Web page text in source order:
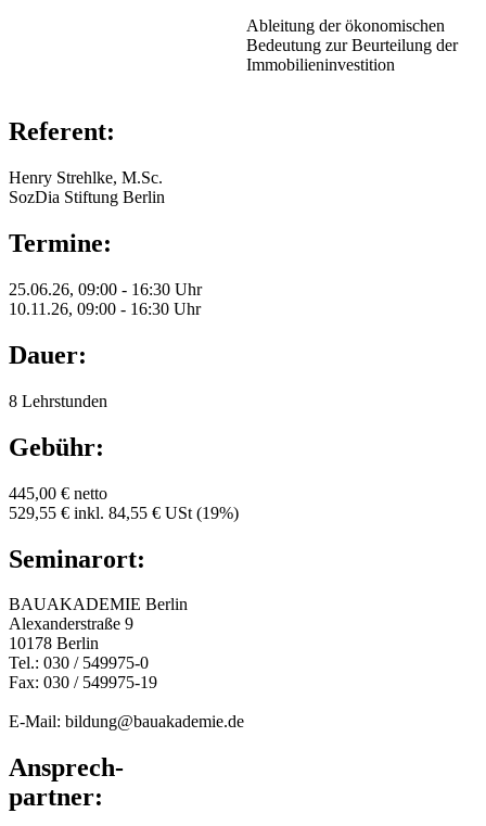
Ableitung der ökonomischen
Bedeutung zur Beurteilung der
Immobilieninvestition
Referent:
Henry Strehlke, M.Sc.
SozDia Stiftung Berlin
Termine:
25.06.26, 09:00 - 16:30 Uhr
10.11.26, 09:00 - 16:30 Uhr
Dauer:
8 Lehrstunden
Gebühr:
445,00 € netto
529,55 € inkl. 84,55 € USt (19%)
Seminarort:
BAUAKADEMIE Berlin
Alexanderstraße 9
10178 Berlin
Tel.: 030 / 549975-0
Fax: 030 / 549975-19
E-Mail: bildung@bauakademie.de
Ansprech-
partner: